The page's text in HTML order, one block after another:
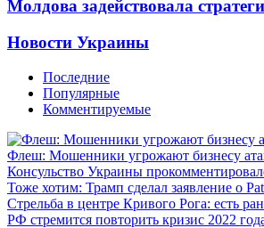
Молдова задействовала
Новости Украины
Последние
Популярные
Комментируемые
Флеш: Мошенники угрожают бизнесу
Консульство Украины
Тоже хотим: Трамп сделал заявление о
Стрельба в центре Кривого Рога: есть
РФ стремится повторить кризис 2022